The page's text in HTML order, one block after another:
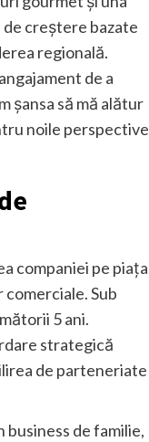
creștere bazate
regională.
de a
șansa să mă alătur
noile perspective
companiei pe piața
Sub
5 ani.
strategică
de parteneriate
de familie,